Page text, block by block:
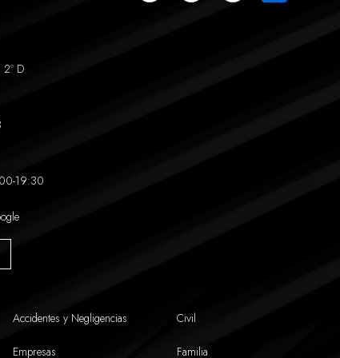
2º D
19:30
Accidentes y Negligencias Civil
Empresas Familia